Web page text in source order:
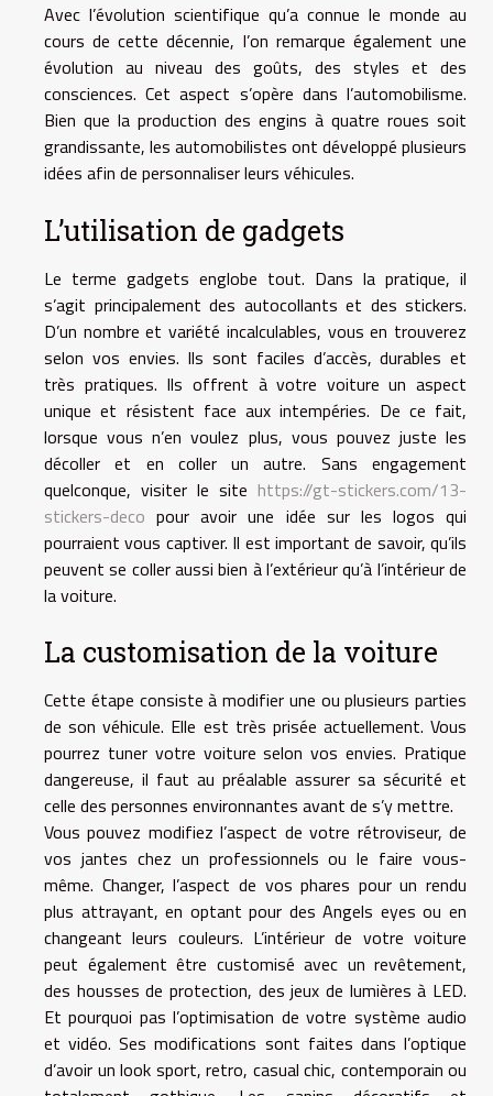
Avec l’évolution scientifique qu’a connue le monde au
cours de cette décennie, l’on remarque également une
évolution au niveau des goûts, des styles et des
consciences. Cet aspect s’opère dans l’automobilisme.
Bien que la production des engins à quatre roues soit
grandissante, les automobilistes ont développé plusieurs
idées afin de personnaliser leurs véhicules.
L’utilisation de gadgets
Le terme gadgets englobe tout. Dans la pratique, il
s’agit principalement des autocollants et des stickers.
D’un nombre et variété incalculables, vous en trouverez
selon vos envies. Ils sont faciles d’accès, durables et
très pratiques. Ils offrent à votre voiture un aspect
unique et résistent face aux intempéries. De ce fait,
lorsque vous n’en voulez plus, vous pouvez juste les
décoller et en coller un autre. Sans engagement
quelconque, visiter le site https://gt-stickers.com/13-
stickers-deco pour avoir une idée sur les logos qui
pourraient vous captiver. Il est important de savoir, qu’ils
peuvent se coller aussi bien à l’extérieur qu’à l’intérieur de
la voiture.
La customisation de la voiture
Cette étape consiste à modifier une ou plusieurs parties
de son véhicule. Elle est très prisée actuellement. Vous
pourrez tuner votre voiture selon vos envies. Pratique
dangereuse, il faut au préalable assurer sa sécurité et
celle des personnes environnantes avant de s’y mettre.
Vous pouvez modifiez l’aspect de votre rétroviseur, de
vos jantes chez un professionnels ou le faire vous-
même. Changer, l’aspect de vos phares pour un rendu
plus attrayant, en optant pour des Angels eyes ou en
changeant leurs couleurs. L’intérieur de votre voiture
peut également être customisé avec un revêtement,
des housses de protection, des jeux de lumières à LED.
Et pourquoi pas l’optimisation de votre système audio
et vidéo. Ses modifications sont faites dans l’optique
d’avoir un look sport, retro, casual chic, contemporain ou